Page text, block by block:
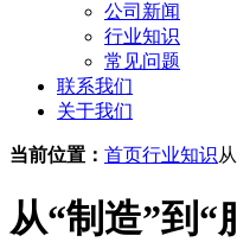
公司新闻
行业知识
常见问题
联系我们
关于我们
当前位置： 首页行业知识
从“制造”到“